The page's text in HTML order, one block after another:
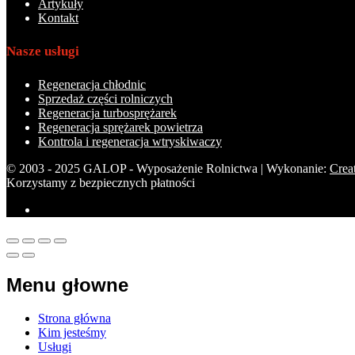
Artykuły
Kontakt
Nasze usługi
Regeneracja chłodnic
Sprzedaż części rolniczych
Regeneracja turbosprężarek
Regeneracja sprężarek powietrza
Kontrola i regeneracja wtryskiwaczy
© 2003 - 2025 GALOP - Wyposażenie Rolnictwa | Wykonanie:
Korzystamy z bezpiecznych płatności
Menu głowne
Strona główna
Kim jesteśmy
Usługi